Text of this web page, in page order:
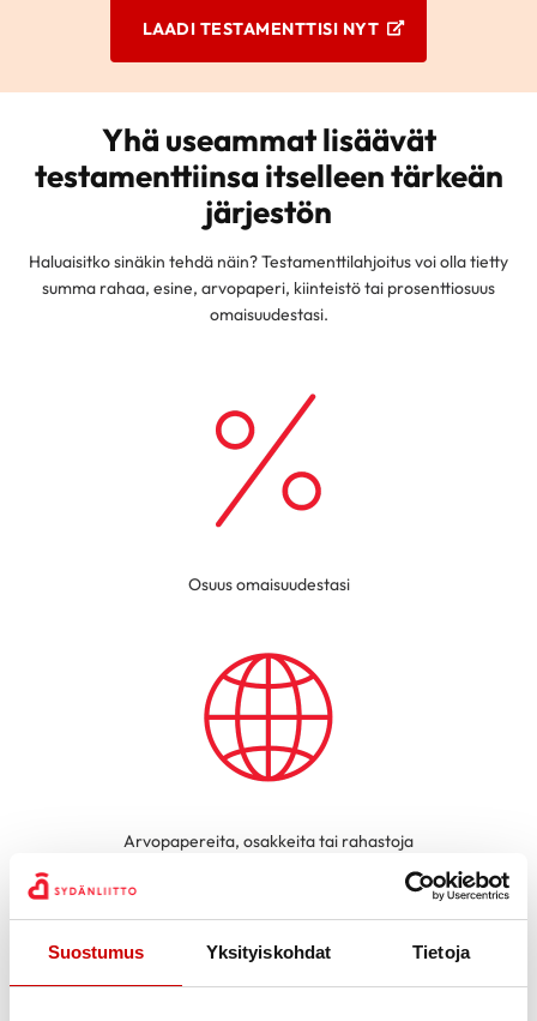
Suostumus Yksityiskohdat Tietoja
LAADI TESTAMENTTISI NYT
Yhä useammat lisäävät
testamenttiinsa itselleen tärkeän
järjestön
Haluaisitko sinäkin tehdä näin? Testamenttilahjoitus voi olla tietty
summa rahaa, esine, arvopaperi, kiinteistö tai prosenttiosuus
omaisuudestasi.
Osuus omaisuudestasi
Arvopapereita, osakkeita tai rahastoja